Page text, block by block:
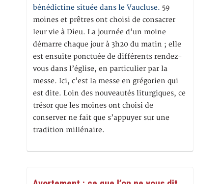
bénédictine située dans le Vaucluse. 59
moines et prêtres ont choisi de consacrer
leur vie à Dieu. La journée d’un moine
démarre chaque jour à 3h20 du matin ; elle
est ensuite ponctuée de différents rendez-
vous dans l’église, en particulier par la
messe. Ici, c’est la messe en grégorien qui
est dite. Loin des nouveautés liturgiques, ce
trésor que les moines ont choisi de
conserver ne fait que s’appuyer sur une
tradition millénaire.